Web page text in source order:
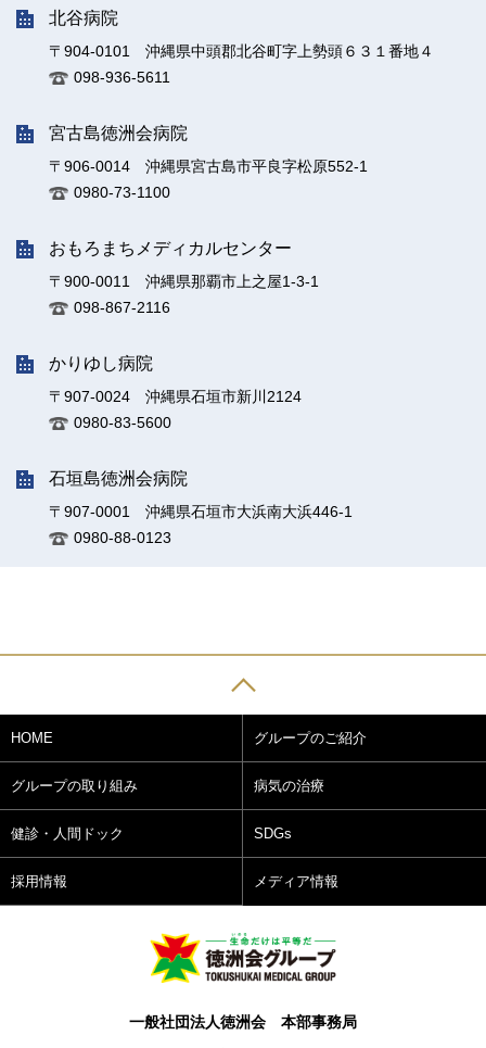
北谷病院
〒904-0101 沖縄県中頭郡北谷町字上勢頭６３１番地４
098-936-5611
宮古島徳洲会病院
〒906-0014 沖縄県宮古島市平良字松原552-1
0980-73-1100
おもろまちメディカルセンター
〒900-0011 沖縄県那覇市上之屋1-3-1
098-867-2116
かりゆし病院
〒907-0024 沖縄県石垣市新川2124
0980-83-5600
石垣島徳洲会病院
〒907-0001 沖縄県石垣市大浜南大浜446-1
0980-88-0123
HOME グループのご紹介
グループの取り組み 病気の治療
健診・人間ドック SDGs
採用情報 メディア情報
一般社団法人徳洲会 本部事務局